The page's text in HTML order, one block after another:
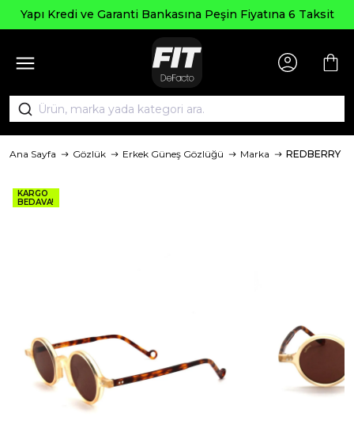
Yapı Kredi ve Garanti Bankasına Peşin Fiyatına 6 Taksit
Ana Sayfa Gözlük Erkek Güneş Gözlüğü Marka REDBERRY
KARGO
BEDAVA!